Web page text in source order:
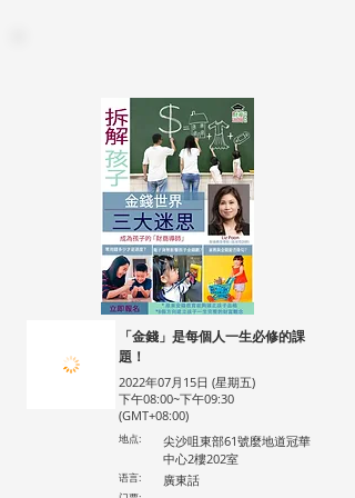
「金錢」是每個人一生必修的課
題！
2022年07月15日 (星期五)
下午08:00~下午09:30
(GMT+08:00)
地点:
尖沙咀東部61號麼地道冠華
中心2樓202室
语言: 廣東話